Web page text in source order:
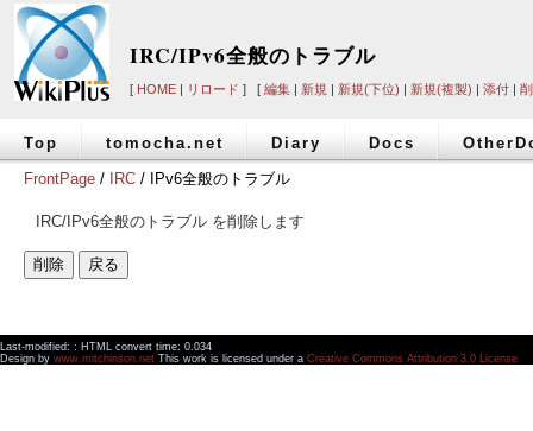
IRC/IPv6全般のトラブル
[ HOME | リロード ] [ 編集 | 新規 | 新規(下位) | 新規(複製) | 添付 |
Top tomocha.net Diary Docs
FrontPage / IRC / IPv6全般のトラブル
IRC/IPv6全般のトラブル を削除します
Last-modified: : HTML convert time: 0.034
Design by www.mitchinson.net This work is licensed under a Creative Commons Attribution 3.0 License